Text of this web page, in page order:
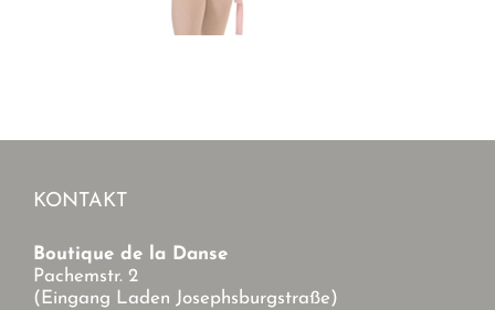
KONTAKT
Boutique de la Danse
Pachemstr. 2
(Eingang Laden Josephsburgstraße)